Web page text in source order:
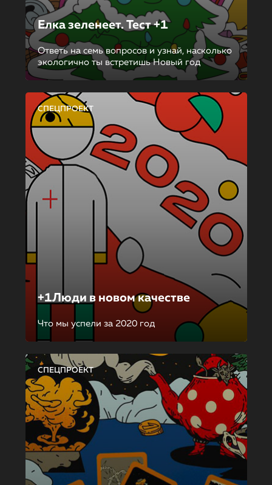
Елка зеленеет. Тест +1
Ответь на семь вопросов и узнай, насколько
экологично ты встретишь Новый год
СПЕЦПРОЕКТ
+1Люди в новом качестве
Что мы успели за 2020 год
СПЕЦПРОЕКТ